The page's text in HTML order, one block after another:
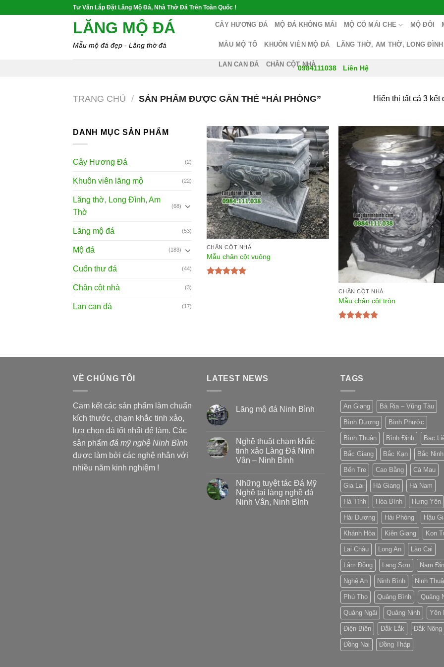
Tư Vấn Lắp Đặt Lăng Mộ Đá, Nhà Thờ Đá Trên Toàn Quốc !
LĂNG MỘ ĐÁ
Mẫu mộ đá đẹp - Lăng thờ đá
CÂY HƯƠNG ĐÁ MỘ ĐÁ KHÔNG MÁI MỘ CÓ MÁI CHE MỘ ĐÔI
MẪU MỘ TỔ KHUÔN VIÊN MỘ ĐÁ LĂNG THỜ, AM THỜ, LONG ĐÌNH
LAN CAN ĐÁ CHÂN CỘT NHÀ
0984111038- Liên Hệ
TRANG CHỦ / SẢN PHẨM ĐƯỢC GẮN THẺ “HẢI PHÒNG” Hiển thị tất cả 3 kết
DANH MỤC SẢN PHẨM
Cây Hương Đá (2)
Khuôn viên lăng mộ (22)
Lăng thờ, Long Đình, Am
Thờ
(68)
Lăng mộ đá (53)
Mộ đá (183)
Cuốn thư đá (44)
Chân cột nhà (3)
Lan can đá (17)
CHÂN CỘT NHÀ
Mẫu chân cột vuông
CHÂN CỘT NHÀ
Mẫu chân cột tròn
VỀ CHÚNG TÔI
Cam kết các sản phẩm làm chuẩn
kích thước, chạm khắc tinh xảo,
lựa chọn đá tốt nhất để làm. Các
sản phẩm đá mỹ nghệ Ninh Bình
được làm bởi các nghệ nhân với
nhiều năm kinh nghiệm !
LATEST NEWS
Lăng mộ đá Ninh Bình
Nghệ thuật chạm khắc
tinh xảo Làng Đá Ninh
Vân – Ninh Bình
Những tuyệt tác Đá Mỹ
Nghệ tại làng nghề đá
Ninh Vân, Ninh Bình
TAGS
An Giang Bà Rịa – Vũng Tàu
Bình Dương Bình Phước
Bình Thuận Bình Định Bạc
Bắc Giang Bắc Kạn Bắc Ninh
Bến Tre Cao Bằng Cà Mau
Gia Lai Hà Giang Hà Nam
Hà Tĩnh Hòa Bình Hưng Yên
Hải Dương Hải Phòng Hậu
Khánh Hòa Kiên Giang Kon
Lai Châu Long An Lào Cai
Lâm Đồng Lạng Sơn Nam
Nghệ An Ninh Bình Ninh
Phú Thọ Quảng Bình Quảng
Quảng Ngãi Quảng Ninh Yên
Điện Biên Đắk Lắk Đắk Nông
Đồng Nai Đồng Tháp